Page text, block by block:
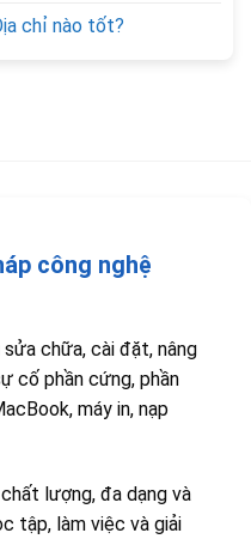
chỉ nào tốt?
công nghệ
chữa, cài đặt, nâng
cố phần cứng, phần
máy in, nạp
lượng, đa dạng và
tập, làm việc và giải